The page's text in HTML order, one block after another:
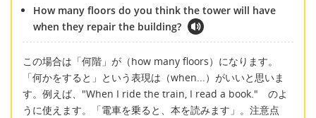
How many floors do you think the tower will have
when they repair the building?
この場合は「何階」が（how many floors）になります。
「何かをすると」という表現は（when...）がいいと思いま
す。例えば、"When I ride the train, I read a book." のよ
うに使えます。「電車を乗ると、本を読みます」。注意点